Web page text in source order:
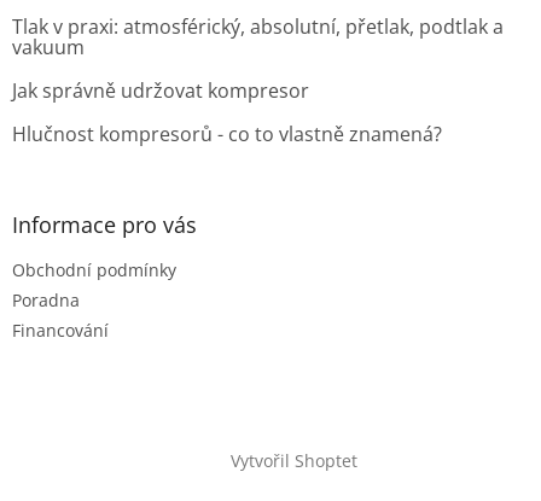
Tlak v praxi: atmosférický, absolutní, přetlak, podtlak a
vakuum
Jak správně udržovat kompresor
Hlučnost kompresorů - co to vlastně znamená?
Informace pro vás
Obchodní podmínky
Poradna
Financování
Vytvořil Shoptet